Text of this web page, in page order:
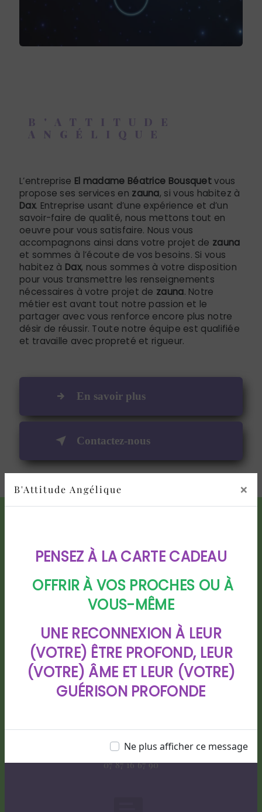
B'Attitude Angélique ×
PENSEZ À LA CARTE CADEAU
OFFRIR À VOS PROCHES OU À
VOUS-MÊME
UNE RECONNEXION À LEUR
(VOTRE) ÊTRE PROFOND, LEUR
(VOTRE) ÂME ET LEUR (VOTRE)
GUÉRISON PROFONDE
Ne plus afficher ce message
B'ATTITUDE
ANGÉLIQUE
L’entreprise El madame Béatrice Bousquetvous
propose ses services en zauna, si vous habitez à
Dax. Entreprise usant d’une expérience et d’un
savoir-faire de qualité, nous mettons tout en
oeuvre pour vous satisfaire. Nous vous
accompagnons ainsi dans votre projet de zauna
et sommes à l’écoute de vos besoins. Si vous
habitez à Dax, nous sommes à votre disposition
pour vous transmettre les renseignements
nécessaires à votre projet de zauna. Notre
métier est avant tout notre passion et le
partager avec vous renforce encore plus notre
désir de réussir. Toute notre équipe est qualifiée
et travaille avec propreté et rigueur.
En savoir plus
Contactez-nous
Adresse
88 chemin de Bigarre lotissement
CHIOULEBEN, 40280 HAUT MAUCO
Téléphone
07 87 16 67 90